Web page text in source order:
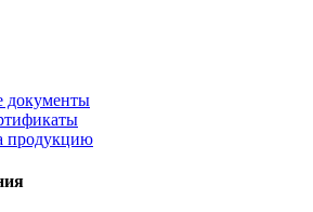
документы
продукцию